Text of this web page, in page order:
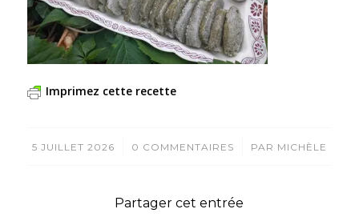
Imprimez cette recette
5 JUILLET 2026
/ 0 COMMENTAIRES
/ PAR MICHÈLE
Partager cet entrée